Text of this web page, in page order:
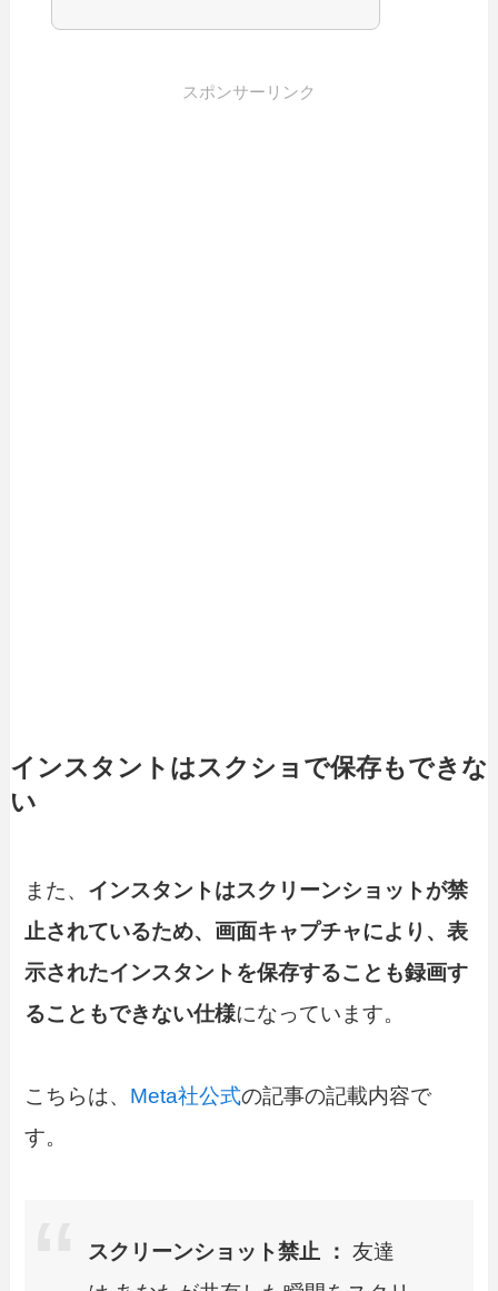
スポンサーリンク
インスタントはスクショで保存もできな
い
また、 インスタントはスクリーンショットが禁
止されているため、画面キャプチャにより、表
示されたインスタントを保存することも録画す
ることもできない仕様になっています。
こちらは、 Meta社公式の記事の記載内容で
す。
スクリーンショット禁止 ： 友達